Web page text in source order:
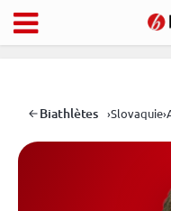
Biathlètes ›Slovaquie›